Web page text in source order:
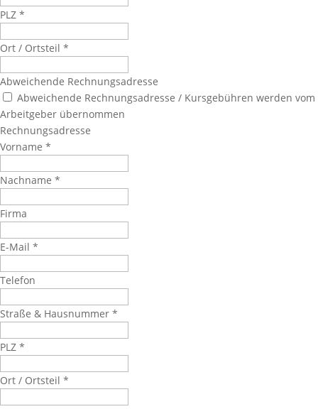
PLZ *
Ort / Ortsteil *
Abweichende Rechnungsadresse
Abweichende Rechnungsadresse / Kursgebühren werden vom
Arbeitgeber übernommen
Rechnungsadresse
Vorname *
Nachname *
Firma
E-Mail *
Telefon
Straße & Hausnummer *
PLZ *
Ort / Ortsteil *